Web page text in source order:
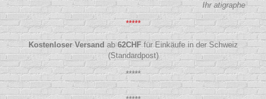
Ihr atigraphe
*****
Kostenloser Versand ab 62CHFfür Einkäufe in der Schweiz
(Standardpost)
*****